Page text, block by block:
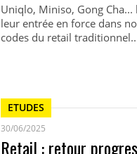
Uniqlo, Miniso, Gong
leur entrée en force dans
codes du retail
ETUDES
30/06/2025
Retail : retour